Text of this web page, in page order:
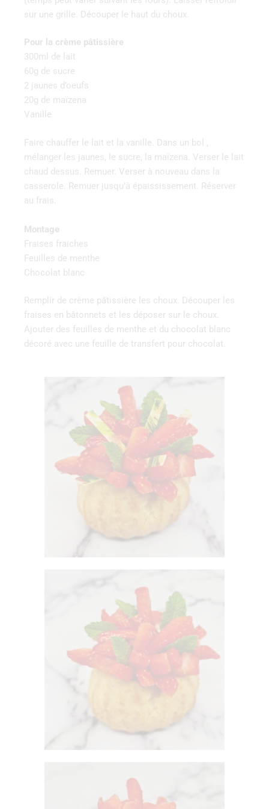
sur une grille. Découper le haut du choux.
Pour‌ ‌la‌ ‌crème‌ ‌pâtissière‌ ‌
300ml‌ ‌de‌ ‌lait‌ ‌
60g‌ ‌de‌ ‌sucre‌ ‌
2‌ ‌jaunes‌ ‌d’oeufs‌ ‌
20g‌ ‌de‌ ‌maïzena‌ ‌
Vanille
Faire‌ ‌chauffer‌ ‌le‌ ‌lait‌ ‌et‌ la vanille. ‌Dans‌ ‌un‌ ‌bol‌ ‌,
mélanger ‌les‌ ‌jaunes,‌ ‌le‌ ‌sucre,‌ ‌la‌ ‌maïzena.‌ ‌Verser ‌le‌ ‌lait‌
‌chaud‌ ‌dessus.‌ ‌Remuer.‌ ‌Verser‌ ‌à‌ ‌nouveau‌ ‌dans‌ ‌la‌
‌casserole.‌ ‌Remuer ‌jusqu’à‌ ‌épaississement.‌ ‌Réserver‌
‌au‌ ‌frais.‌ ‌
Montage
Fraises fraiches
Feuilles de menthe
Chocolat blanc
‌Remplir‌ ‌de ‌crème‌ ‌pâtissière‌ ‌les choux. Découper les
fraises en bâtonnets et les déposer sur le choux.
Ajouter des feuilles de menthe et du chocolat blanc
décoré avec une feuille de transfert pour chocolat.